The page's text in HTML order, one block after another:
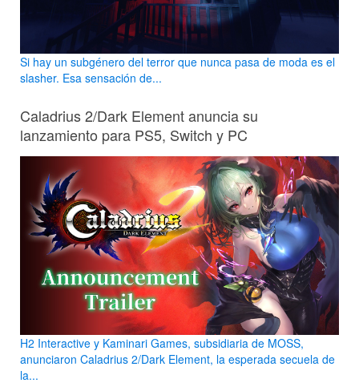
Si hay un subgénero del terror que nunca pasa de moda es el
slasher. Esa sensación de...
Caladrius 2/Dark Element anuncia su
lanzamiento para PS5, Switch y PC
H2 Interactive y Kaminari Games, subsidiaria de MOSS,
anunciaron Caladrius 2/Dark Element, la esperada secuela de
la...